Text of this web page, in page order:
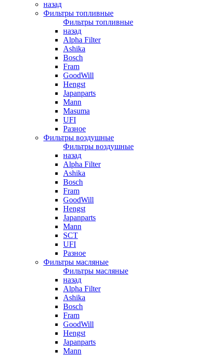
назад
Фильтры топливные
Фильтры топливные
назад
Alpha Filter
Ashika
Bosch
Fram
GoodWill
Hengst
Japanparts
Mann
Masuma
UFI
Разное
Фильтры воздушные
Фильтры воздушные
назад
Alpha Filter
Ashika
Bosch
Fram
GoodWill
Hengst
Japanparts
Mann
SCT
UFI
Разное
Фильтры масляные
Фильтры масляные
назад
Alpha Filter
Ashika
Bosch
Fram
GoodWill
Hengst
Japanparts
Mann